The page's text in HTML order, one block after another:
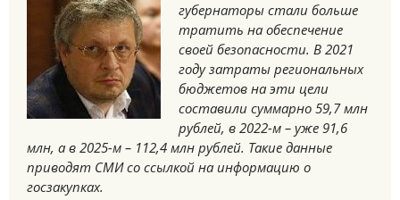
губернаторы стали больше
тратить на обеспечение
своей безопасности. В 2021
году затраты региональных
бюджетов на эти цели
составили суммарно 59,7 млн
рублей, в 2022-м – уже 91,6
млн, а в 2025-м – 112,4 млн рублей. Такие данные
приводят СМИ со ссылкой на информацию о
госзакупках.